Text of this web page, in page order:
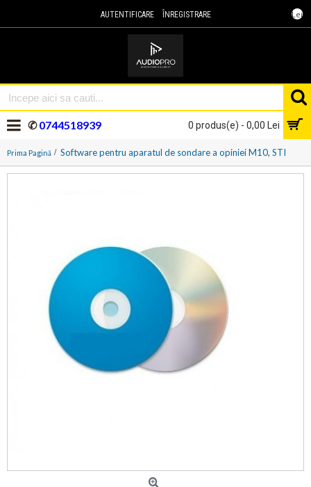
Lei
AUTENTIFICARE ÎNREGISTRARE
0 produs(e) - 0,00 Lei
✆0744518939
Prima Pagină Software pentru aparatul de sondare a opiniei M10, STI